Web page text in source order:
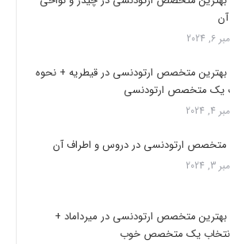
2024
متخصص ارتودنسی در قیطریه + نحوه
یک متخصص ارتودنسی
2024
ارتودنسی در دروس و اطراف آن
2024
متخصص ارتودنسی در میرداماد +
یک متخصص خوب